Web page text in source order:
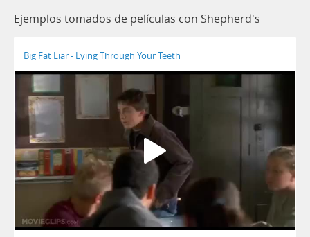
Ejemplos tomados de películas con Shepherd's
Big Fat Liar - Lying Through Your Teeth